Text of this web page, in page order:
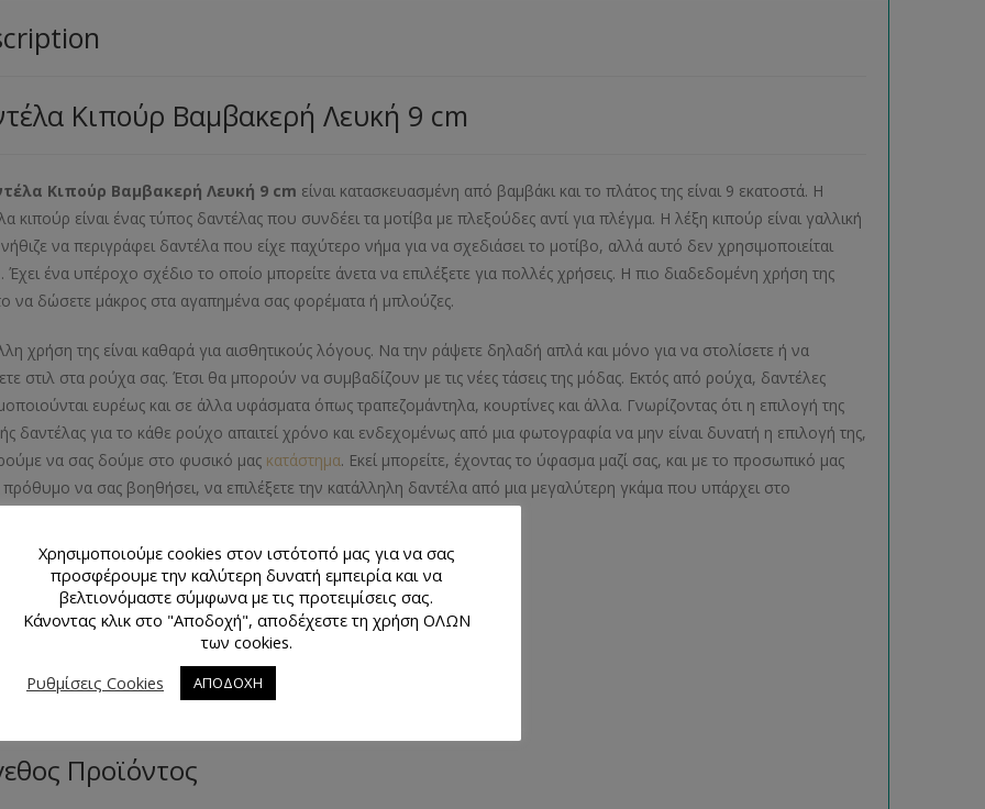
Κιπούρ Βαμβακερή Λευκή 9 cm
Κιπούρ Βαμβακερή Λευκή 9 cm είναι κατασκευασμένη από βαμβάκι και το πλάτος της είναι 9 εκατοστά. Η
κιπούρ είναι ένας τύπος δαντέλας που συνδέει τα μοτίβα με πλεξούδες αντί για πλέγμα. Η λέξη κιπούρ είναι γαλλική
να περιγράφει δαντέλα που είχε παχύτερο νήμα για να σχεδιάσει το μοτίβο, αλλά αυτό δεν χρησιμοποιείται
Έχει ένα υπέροχο σχέδιο το οποίο μπορείτε άνετα να επιλέξετε για πολλές χρήσεις. Η πιο διαδεδομένη χρήση της
να δώσετε μάκρος στα αγαπημένα σας φορέματα ή μπλούζες.
χρήση της είναι καθαρά για αισθητικούς λόγους. Να την ράψετε δηλαδή απλά και μόνο για να στολίσετε ή να
στιλ στα ρούχα σας. Έτσι θα μπορούν να συμβαδίζουν με τις νέες τάσεις της μόδας. Εκτός από ρούχα, δαντέλες
ευρέως και σε άλλα υφάσματα όπως τραπεζομάντηλα, κουρτίνες και άλλα. Γνωρίζοντας ότι η επιλογή της
δαντέλας για το κάθε ρούχο απαιτεί χρόνο και ενδεχομένως από μια φωτογραφία να μην είναι δυνατή η επιλογή της,
να σας δούμε στο φυσικό μας κατάστημα. Εκεί μπορείτε, έχοντας το ύφασμα μαζί σας, και με το προσωπικό μας
να σας βοηθήσει, να επιλέξετε την κατάλληλη δαντέλα από μια μεγαλύτερη γκάμα που υπάρχει στο
Προϊόντος
Προϊόντος
Προϊόντος
Χρησιμοποιούμε cookies στον ιστότοπό μας για να σας
προσφέρουμε την καλύτερη δυνατή εμπειρία και να
βελτιονόμαστε σύμφωνα με τις προτειμίσεις σας.
Κάνοντας κλικ στο "Αποδοχή", αποδέχεστε τη χρήση ΟΛΩΝ
των cookies.
Ρυθμίσεις Cookies
ΑΠΟΔΟΧΗ